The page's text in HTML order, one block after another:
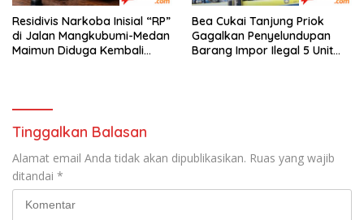
Residivis Narkoba Inisial “RP”
di Jalan Mangkubumi-Medan
Maimun Diduga Kembali
Bea Cukai Tanjung Priok
Gagalkan Penyelundupan
Barang Impor Ilegal 5 Unit
Tinggalkan Balasan
Alamat email Anda tidak akan dipublikasikan. Ruas yang wajib
ditandai *